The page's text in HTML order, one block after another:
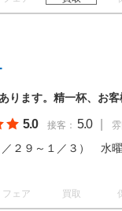
ます。精一杯、お客
5.0 接客： 5.0 雰
２９～１／３） 水
フェア 買取